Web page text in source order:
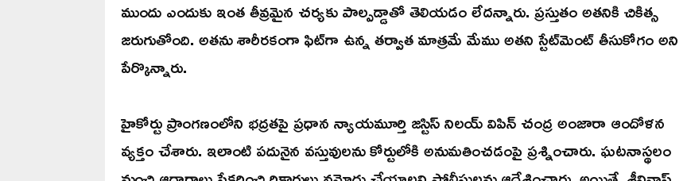
ముందు ఎందుకు ఇంత తీవ్రమైన చర్యకు పాల్పడ్డాతో తెలియడం లేదన్నారు. ప్రస్తుతం అతనికి చికిత్స
జరుగుతోంది. అతను శారీరకంగా ఫిట్‌గా ఉన్న తర్వాత మాత్రమే మేము అతని స్టేట్‌మెంట్ తీసుకోగం అని
పేర్కొన్నారు.
హైకోర్టు ప్రాంగణంలోని భద్రతపై ప్రధాన న్యాయమూర్తి జస్టిస్ నిలయ్ విపిన్ చంద్ర అంజారా ఆందోళన
వ్యక్తం చేశారు. ఇలాంటి పదునైన వస్తువులను కోర్టులోకి అనుమతించడంపై ప్రశ్నించారు. ఘటనాస్థలం